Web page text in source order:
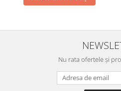
Nu rata ofertele și